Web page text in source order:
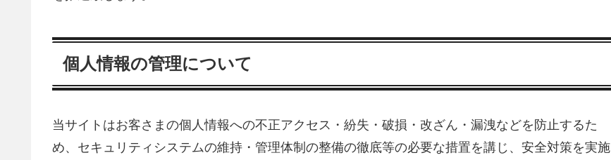
個人情報の管理について
当サイトはお客さまの個人情報への不正アクセス・紛失・破損・改ざん・漏洩などを防止するた
め、セキュリティシステムの維持・管理体制の整備の徹底等の必要な措置を講じ、安全対策を実施